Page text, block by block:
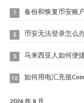
7 备份和恢复币安账
8 币安无法登录怎么
9 马来西亚人如何便
10 如何用电汇充值
2026 年 8 月